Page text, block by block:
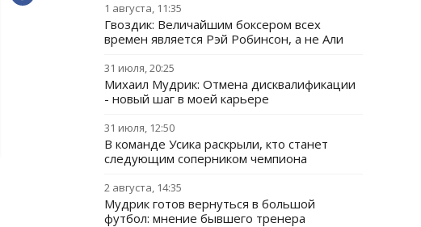
1 августа, 11:35
Гвоздик: Величайшим боксером всех
времен является Рэй Робинсон, а не Али
31 июля, 20:25
Михаил Мудрик: Отмена дисквалификации
- новый шаг в моей карьере
31 июля, 12:50
В команде Усика раскрыли, кто станет
следующим соперником чемпиона
2 августа, 14:35
Мудрик готов вернуться в большой
футбол: мнение бывшего тренера